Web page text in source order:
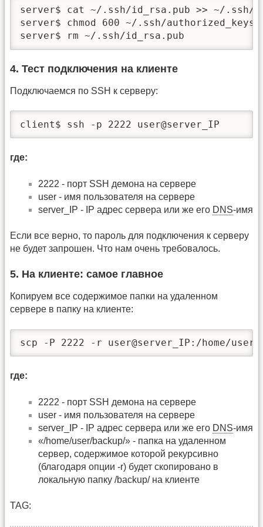
server$ cat ~/.ssh/id_rsa.pub >> ~/.ssh/
server$ chmod 600 ~/.ssh/authorized_keys2
server$ rm ~/.ssh/id_rsa.pub
4. Тест подключения на клиенте
Подключаемся по SSH к серверу:
client$ ssh -p 2222 user@server_IP
где:
2222 - порт SSH демона на сервере
user - имя пользователя на сервере
server_IP - IP адрес сервера или же его DNS-имя
Если все верно, то пароль для подключения к серверу
не будет запрошен. Что нам очень требовалось.
5. На клиенте: самое главное
Копируем все содержимое папки на удаленном
сервере в папку на клиенте:
scp -P 2222 -r user@server_IP:/home/
где:
2222 - порт SSH демона на сервере
user - имя пользователя на сервере
server_IP - IP адрес сервера или же его DNS-имя
«/home/user/backup/» - папка на удаленном
сервер, содержимое которой рекурсивно
(благодаря опции -r) будет скопировано в
локальную папку /backup/ на клиенте
TAG: